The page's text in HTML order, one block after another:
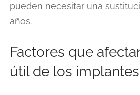
pueden necesitar una
años.
Factores que
útil de los